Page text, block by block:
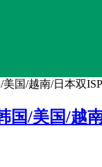
国/越南/日本双
国/美国/越